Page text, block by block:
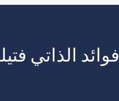
فوائد الذاتي